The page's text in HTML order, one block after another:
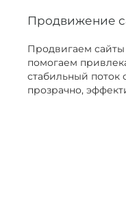
Продвижение
Продвигаем
помогаем
стабильный поток
прозрачно,